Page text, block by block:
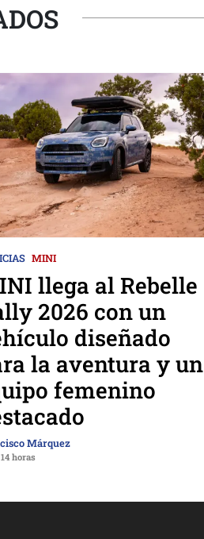
MINI
llega al Rebelle
2026 con un
diseñado
la aventura y un
femenino
Márquez
horas